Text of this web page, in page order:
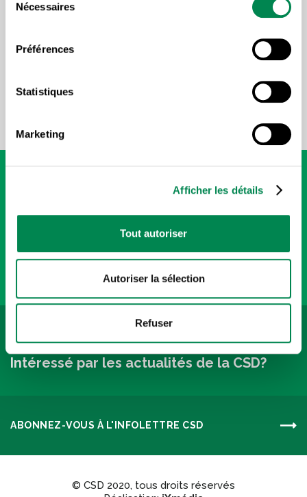
Nécessaires
Préférences
Statistiques
Marketing
Afficher les détails
Tout autoriser
Autoriser la sélection
Refuser
outils concrets, cette formation aborde les
contexte syndical, et offre des trucs et conseils pour
Durée: 1 jour
Intéressé par les actualités de la CSD?
ABONNEZ-VOUS À L'INFOLETTRE CSD
© CSD 2020, tous droits réservés